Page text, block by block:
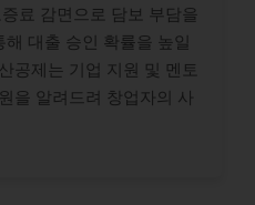
료 감면으로 담보 부담을
대출 승인 확률을 높일
공제는 기업 지원 및 멘토
을 알려드려 창업자의 사